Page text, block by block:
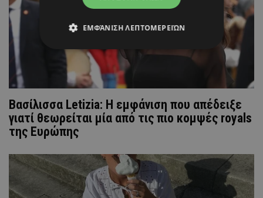
Βασίλισσα Letizia: H εμφάνιση που απέδειξε
γιατί θεωρείται μία από τις πιο κομψές royals
της Ευρώπης
ΕΜΦΆΝΙΣΗ ΛΕΠΤΟΜΕΡΕΙΏΝ